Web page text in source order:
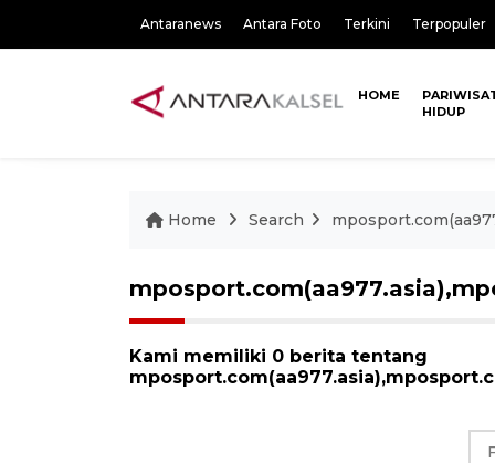
Antaranews Antara Foto Terkini Terpopuler
HOME
HIDUP
Home Search
Kami memiliki 0 berita tentang